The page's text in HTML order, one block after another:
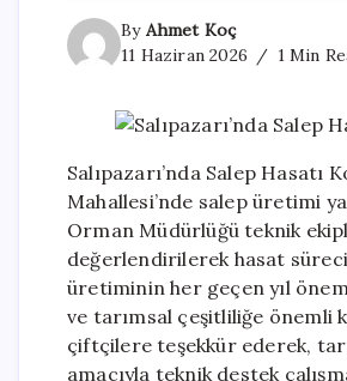
By Ahmet Koç
11 Haziran 2026
1 Min
Salıpazarı’nda Salep Hasatı
Mahallesi’nde salep üretimi
Orman Müdürlüğü teknik
değerlendirilerek hasat
üretiminin her geçen yıl
ve tarımsal çeşitliliğe önemli
çiftçilere teşekkür ederek,
amacıyla teknik destek